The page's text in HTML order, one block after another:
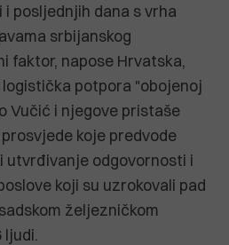
posljednjih dana s vrha
srbijanskog
faktor, napose Hrvatska,
potpora "obojenoj
Vučić i njegove pristaše
koje predvode
odgovornosti i
koji su uzrokovali pad
željezničkom
ljudi.